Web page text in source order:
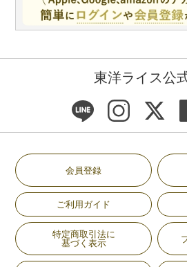
東洋ライス公
会員登録
ご利用ガイド
特定商取引法に
基づく表示